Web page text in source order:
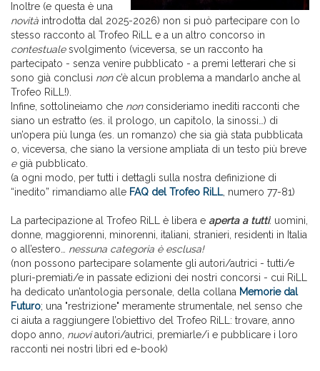
Inoltre (e questa è una
novità introdotta dal 2025-2026) non si può partecipare con lo
stesso racconto al Trofeo RiLL e a un altro concorso in
contestualesvolgimento (viceversa, se un racconto ha
partecipato - senza venire pubblicato - a premi letterari che si
sono già conclusi nonc’è alcun problema a mandarlo anche al
Trofeo RiLL!).
Infine, sottolineiamo che nonconsideriamo inediti racconti che
siano un estratto (es. il prologo, un capitolo, la sinossi…) di
un’opera più lunga (es. un romanzo) che sia già stata pubblicata
o, viceversa, che siano la versione ampliata di un testo più breve
egià pubblicato.
(a ogni modo, per tutti i dettagli sulla nostra definizione di
“inedito” rimandiamo alle FAQ del Trofeo RiLL, numero 77-81)
La partecipazione al Trofeo RiLL è libera e aperta a tutti: uomini,
donne, maggiorenni, minorenni, italiani, stranieri, residenti in Italia
o all’estero… nessuna categoria è esclusa!
(non possono partecipare solamente gli autori/autrici - tutti/e
pluri-premiati/e in passate edizioni dei nostri concorsi - cui RiLL
ha dedicato un’antologia personale, della collana Memorie dal
Futuro; una "restrizione" meramente strumentale, nel senso che
ci aiuta a raggiungere l’obiettivo del Trofeo RiLL: trovare, anno
dopo anno, nuoviautori/autrici, premiarle/i e pubblicare i loro
racconti nei nostri libri ed e-book)